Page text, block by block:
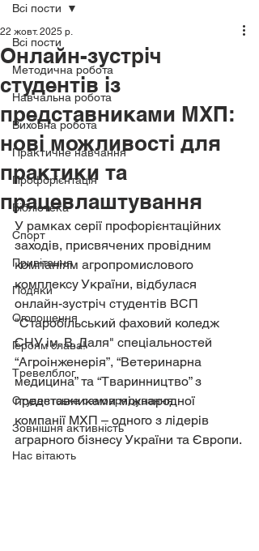
Всі пости
Методична робота
Навчальна робота
Виховна робота
Практичне навчання
Профорієнтація
Бібліотека
Спорт
Привітання
Подяки
Оголошення
Героям слава!
Тревелблог
Студентське самоврядування
Зовнішня активність
Нас вітають
Всі пости
Онлайн-зустріч
студентів із
представниками МХП:
нові можливості для
практики та
працевлаштування
22 жовт. 2025 р.
У рамках серії профорієнтаційних
заходів, присвячених провідним
компаніям агропромислового
комплексу України, відбулася
онлайн-зустріч студентів ВСП
"Старобільський фаховий коледж
СНУ ім. В. Даля" спеціальностей
“Агроінженерія”, “Ветеринарна
медицина” та “Тваринництво” з
представниками міжнародної
компанії МХП – одного з лідерів
аграрного бізнесу України та Європи.